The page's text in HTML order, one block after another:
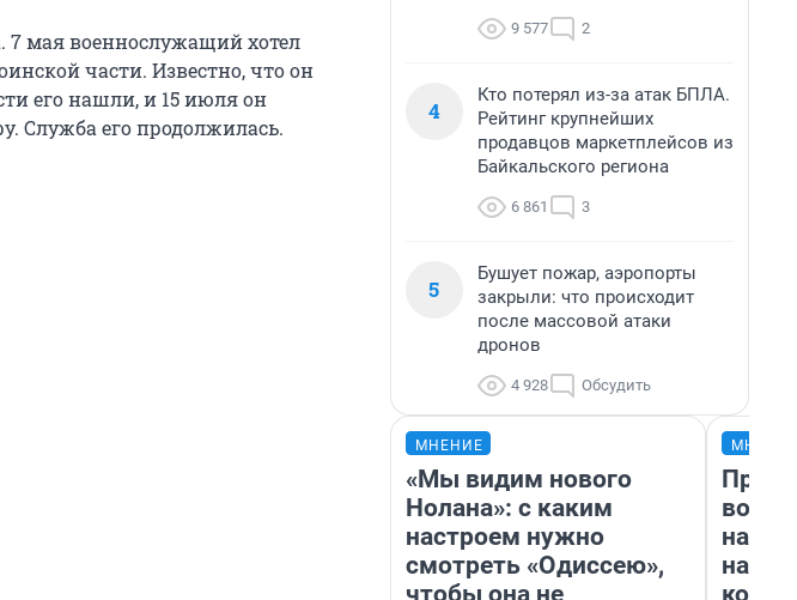
7 мая военнослужащий хотел
части. Известно, что он
его нашли, и 15 июля он
Служба его продолжилась.
9 577 2
4
Кто потерял из-за атак БПЛА.
Рейтинг крупнейших
продавцов маркетплейсов из
Байкальского региона
6 861 3
5
Бушует пожар, аэропорты
закрыли: что происходит
после массовой атаки
дронов
4 928 Обсудить
МНЕНИЕ
«Мы видим нового
Нолана»: с каким
настроем нужно
смотреть «Одиссею»,
чтобы она не
нам